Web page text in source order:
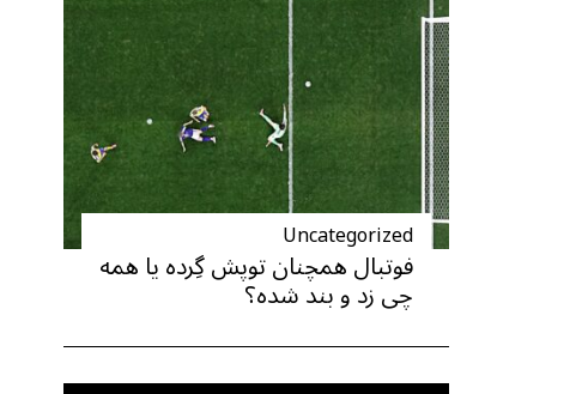
Uncategorized
فوتبال همچنان توپش گِرده یا همه
چی زد و بند شده؟